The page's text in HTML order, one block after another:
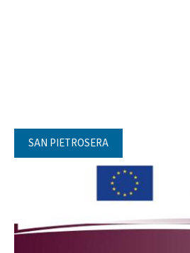
SAN PIETROSERA